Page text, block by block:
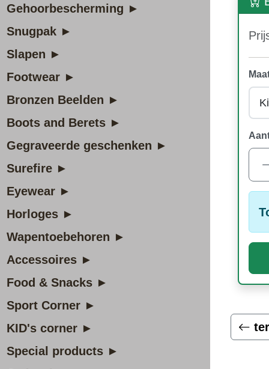
Gehoorbescherming ►
Snugpak ►
Slapen ►
Footwear ►
Bronzen Beelden ►
Boots and Berets ►
Gegraveerde geschenken ►
Surefire ►
Eyewear ►
Horloges ►
Wapentoebehoren ►
Accessoires ►
Food & Snacks ►
Sport Corner ►
KID's corner ►
Special products ►